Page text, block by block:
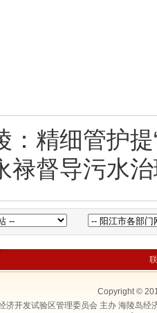
：精细管护
禄督导污水
Copyright ©
济开发试验区管理委员会 主办 海陵岛